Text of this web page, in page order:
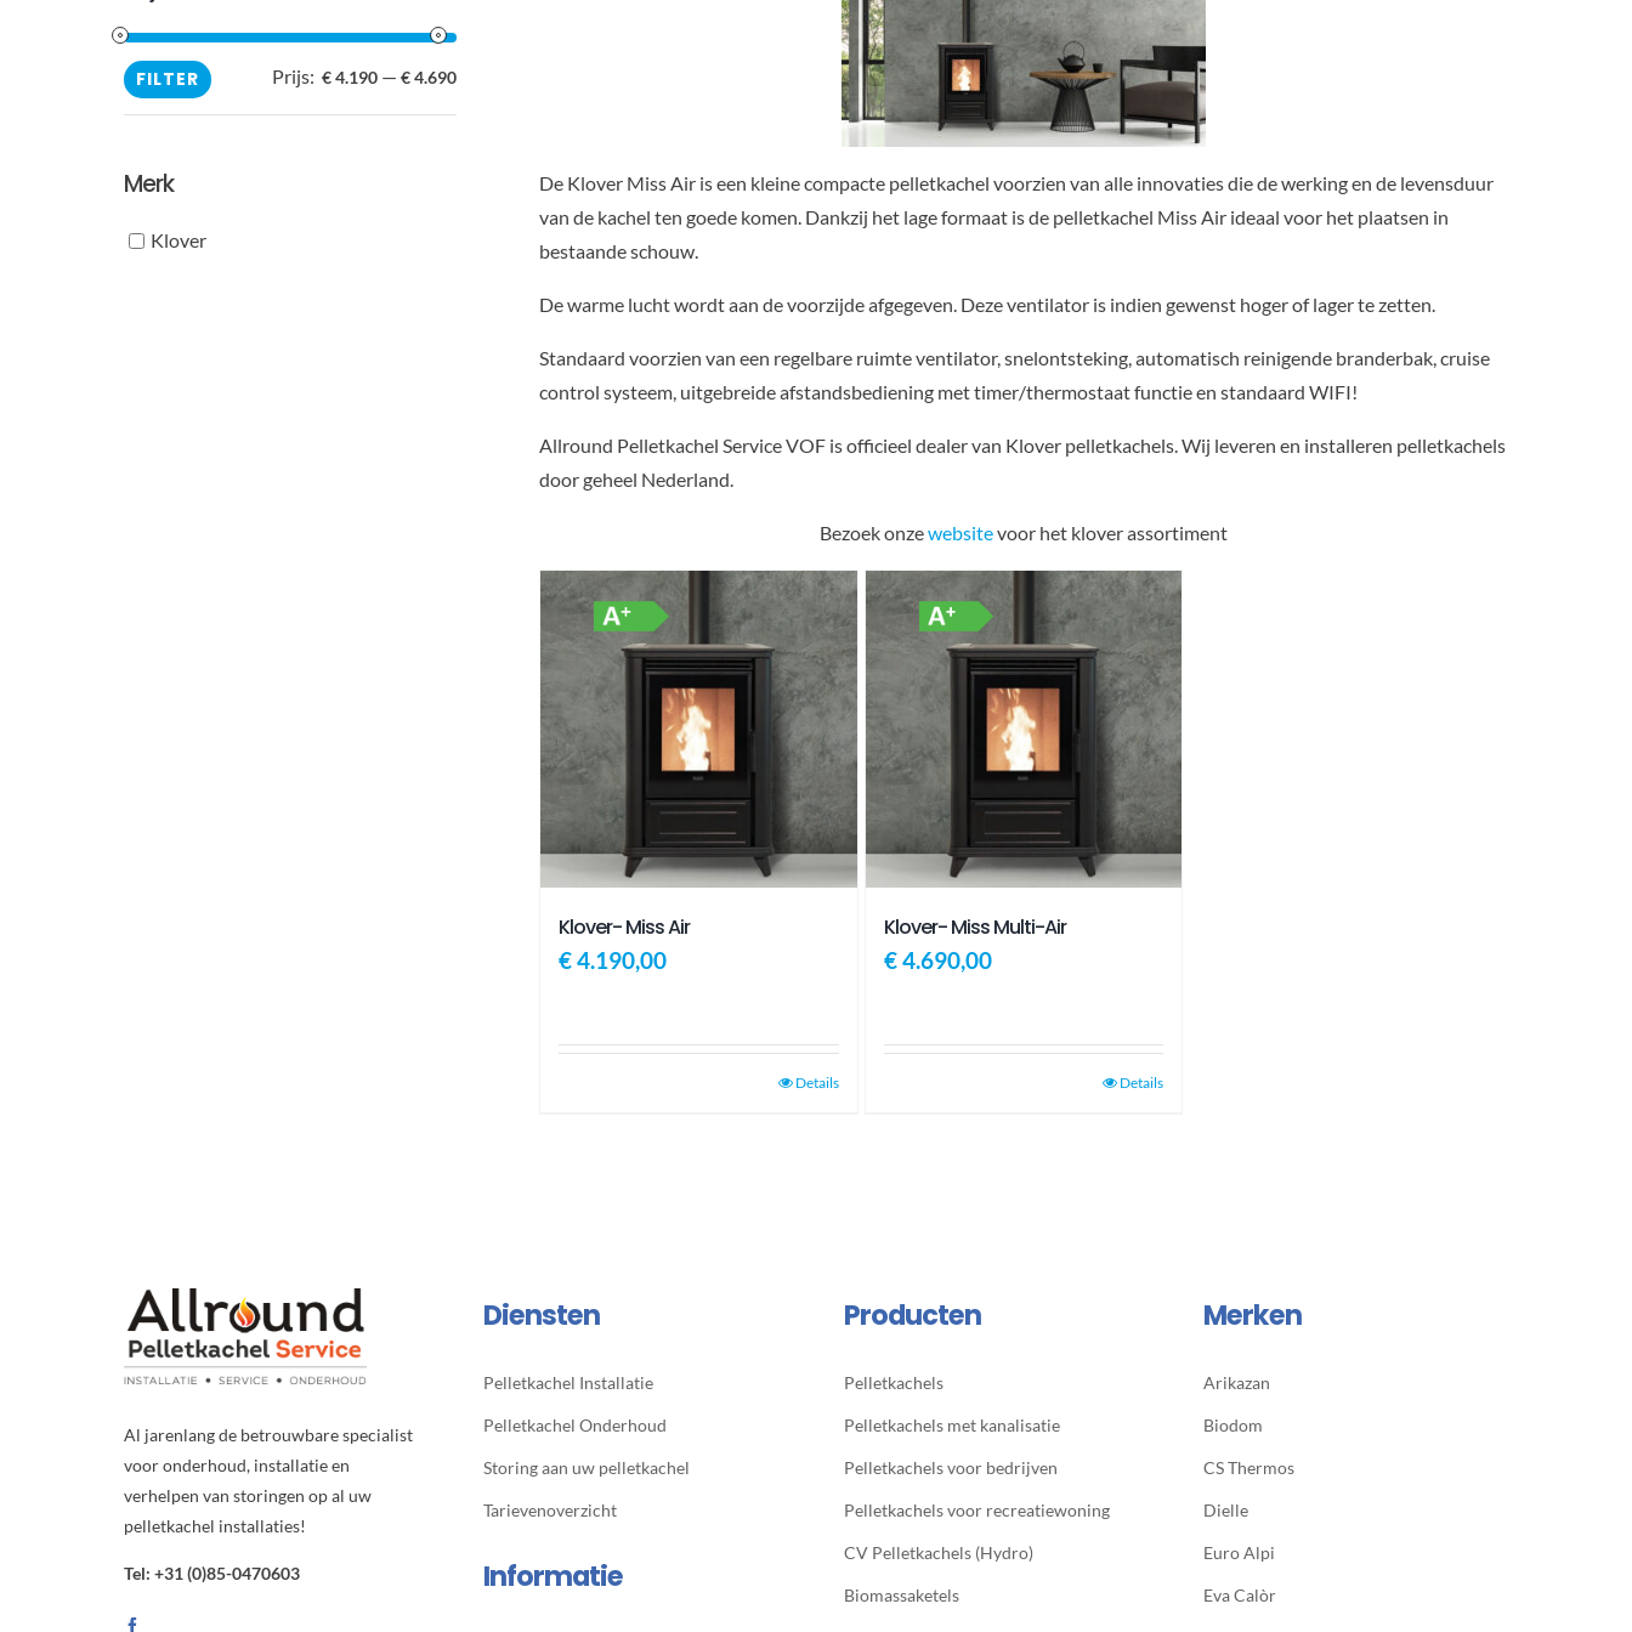
De Klover Miss Air is een kleine compacte pelletkachel voorzien van alle innovaties die de werking en de levensduur
van de kachel ten goede komen. Dankzij het lage formaat is de pelletkachel Miss Air ideaal voor het plaatsen in
bestaande schouw.
De warme lucht wordt aan de voorzijde afgegeven. Deze ventilator is indien gewenst hoger of lager te zetten.
Standaard voorzien van een regelbare ruimte ventilator, snelontsteking, automatisch reinigende branderbak, cruise
control systeem, uitgebreide afstandsbediening met timer/thermostaat functie en standaard WIFI!
Allround Pelletkachel Service VOF is officieel dealer van Klover pelletkachels. Wij leveren en installeren pelletkachels
door geheel Nederland.
Bezoek onzewebsitevoor het klover assortiment
Klover- Miss Air
€4.190,00
Details
Klover- Miss Multi-Air
€4.690,00
Details
Min.
prijs
Max.
prijs
FILTER Prijs: € 4.190— € 4.690
Merk
Klover
Al jarenlang de betrouwbare specialist
voor onderhoud, installatie en
verhelpen van storingen op al uw
pelletkachel installaties!
Tel: +31 (0)85-0470603
Diensten
Pelletkachel Installatie
Pelletkachel Onderhoud
Storing aan uw pelletkachel
Tarievenoverzicht
Informatie
Producten
Pelletkachels
Pelletkachels met kanalisatie
Pelletkachels voor bedrijven
Pelletkachels voor recreatiewoning
CV Pelletkachels (Hydro)
Biomassaketels
Merken
Arikazan
Biodom
CS Thermos
Dielle
Euro Alpi
Eva Calòr